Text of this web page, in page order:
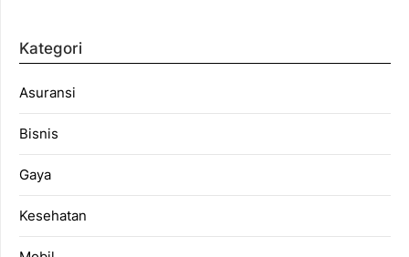
Kategori
Asuransi
Bisnis
Gaya
Kesehatan